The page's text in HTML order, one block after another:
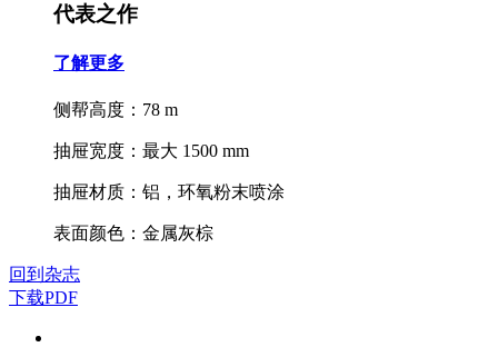
代表之作
了解更多
侧帮高度：78 m
抽屉宽度：最大 1500 mm
抽屉材质：铝，环氧粉末喷涂
表面颜色：金属灰棕
回到杂志
下载PDF